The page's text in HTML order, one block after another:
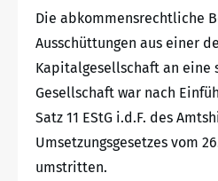
Die abkommensrechtliche
Ausschüttungen aus einer
Kapitalgesellschaft an eine
Gesellschaft war nach
Satz 11 EStG i.d.F. des
Umsetzungsgesetzes vom
umstritten.